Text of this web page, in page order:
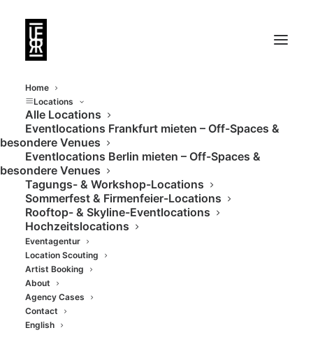
Home
Locations
Alle Locations
Eventlocations Frankfurt mieten – Off-Spaces &
besondere Venues
Eventlocations Berlin mieten – Off-Spaces &
besondere Venues
Tagungs- & Workshop-Locations
Sommerfest & Firmenfeier-Locations
Rooftop- & Skyline-Eventlocations
Hochzeitslocations
Eventagentur
Location Scouting
Artist Booking
About
Agency Cases
Contact
English
Malerisches Hofgut
mit beeindruckendem
Panoramablick